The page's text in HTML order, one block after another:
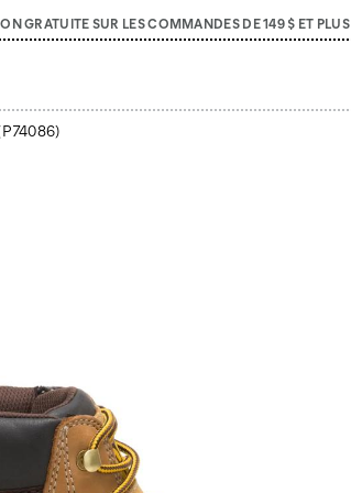
GRATUITE SUR LES COMMANDES DE 149 $ ET PLUS